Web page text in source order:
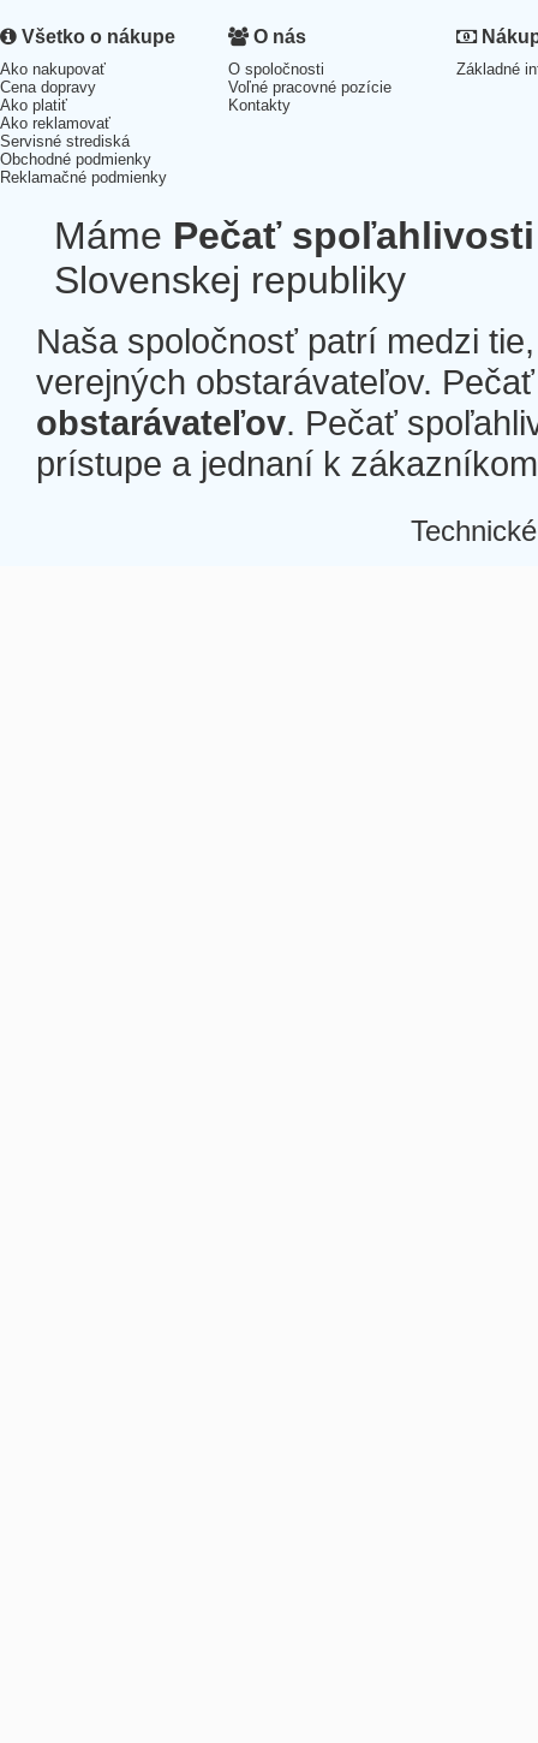
Všetko o nákupe
Ako nakupovať
Cena dopravy
Ako platiť
Ako reklamovať
Servisné strediská
Obchodné podmienky
Reklamačné podmienky
O nás
O spoločnosti
Voľné pracovné pozície
Kontakty
Základné
Máme Pečať spoľahlivosti
Slovenskej republiky
Naša spoločnosť patrí medzi
verejných obstarávateľov.
obstarávateľov. Pečať
prístupe a jednaní k